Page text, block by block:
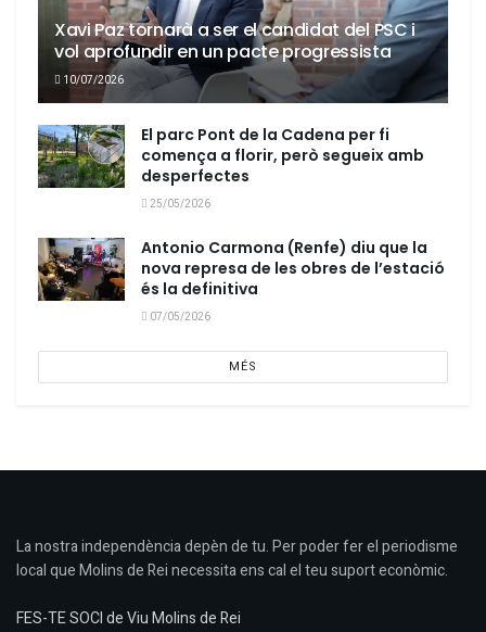
Xavi Paz tornarà a ser el candidat del PSC i
vol aprofundir en un pacte progressista
10/07/2026
El parc Pont de la Cadena per fi
comença a florir, però segueix amb
desperfectes
25/05/2026
Antonio Carmona (Renfe) diu que la
nova represa de les obres de l’estació
és la definitiva
07/05/2026
MÉS
La nostra independència depèn de tu. Per poder fer el periodisme
local que Molins de Rei necessita ens cal el teu suport econòmic.
FES-TE SOCI de Viu Molins de Rei